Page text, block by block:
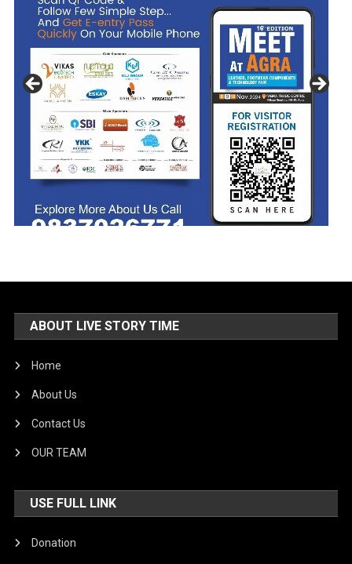
ABOUT LIVE STORY TIME
Home
About Us
Contact Us
OUR TEAM
USE FULL LINK
Donation